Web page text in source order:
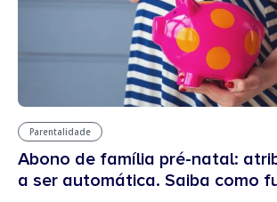
Parentalidade
Abono de família pré-natal:
a ser automática. Saiba como